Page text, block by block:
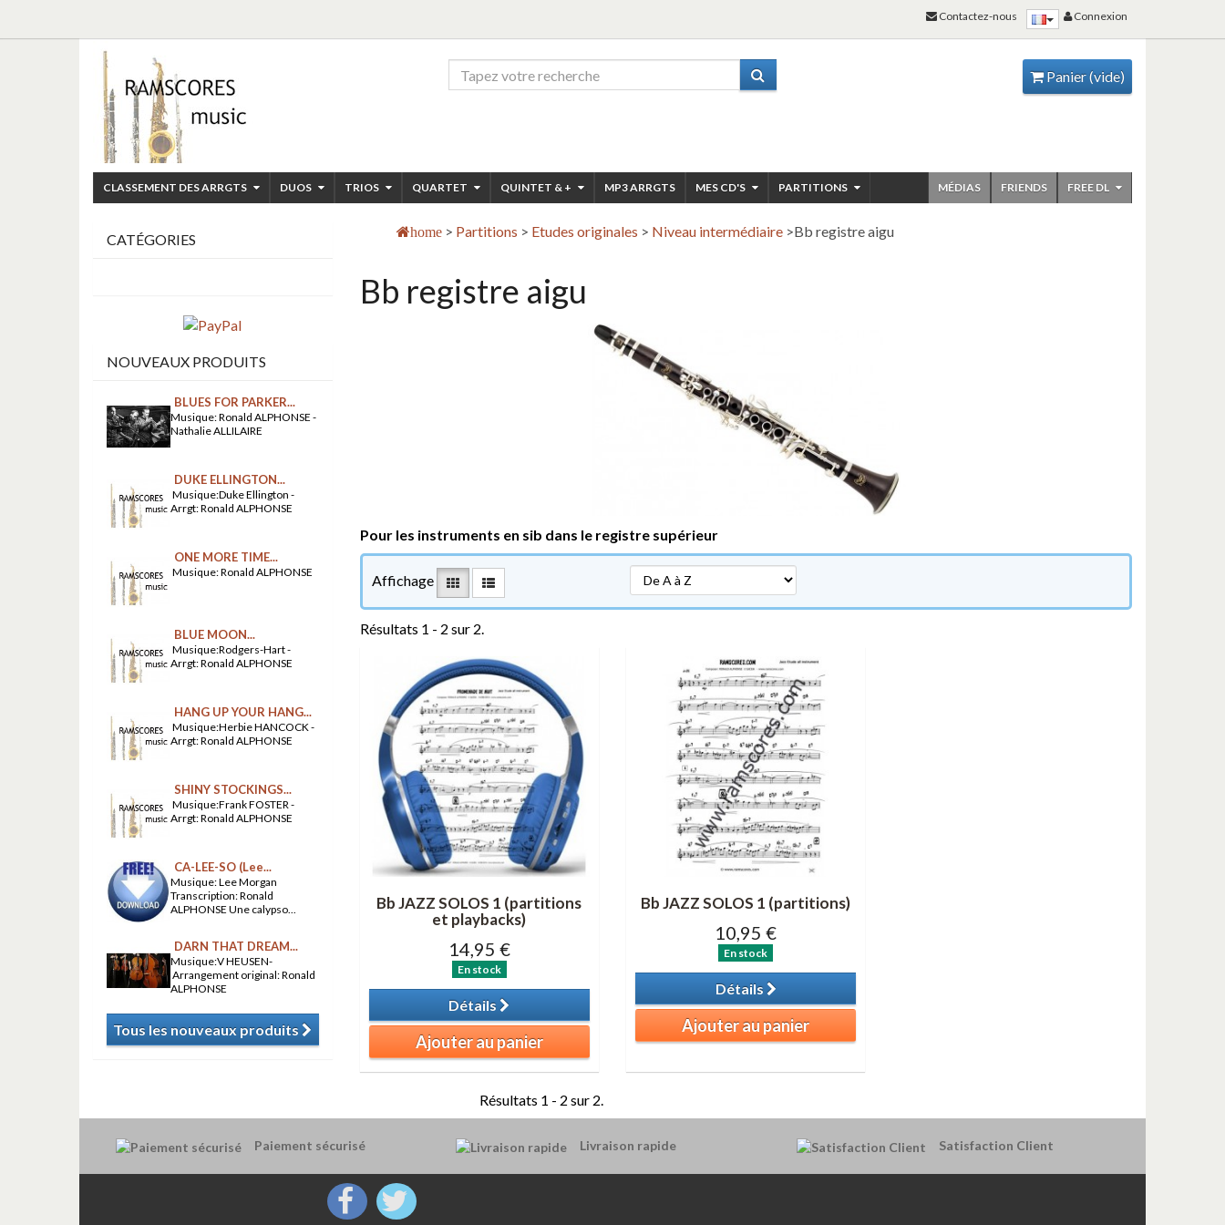
Panier(vide)
CLASSEMENT DES ARRGTS DUOS TRIOS QUARTET QUINTET & + MP3 ARRGTS MES CD'S PARTITIONS FREE DL
FRIENDS
MÉDIAS
home > Partitions > Etudes originales > Niveau intermédiaire >Bb registre aigu
Bb registre aigu
Pour les instruments en sib dans le registre supérieur
Affichage
Résultats 1 - 2 sur 2.
Bb JAZZ SOLOS 1 (partitions
et playbacks)
14,95 €
En stock
Détails
Ajouter au panier
Bb JAZZ SOLOS 1 (partitions)
10,95 €
En stock
Détails
Ajouter au panier
Résultats 1 - 2 sur 2.
CATÉGORIES
NOUVEAUX PRODUITS
BLUES FOR PARKER...
Musique: Ronald ALPHONSE -
Nathalie ALLILAIRE
DUKE ELLINGTON...
Musique:Duke Ellington -
Arrgt: Ronald ALPHONSE
ONE MORE TIME...
Musique: Ronald ALPHONSE
BLUE MOON...
Musique:Rodgers-Hart -
Arrgt: Ronald ALPHONSE
HANG UP YOUR HANG...
Musique:Herbie HANCOCK -
Arrgt: Ronald ALPHONSE
SHINY STOCKINGS...
Musique:Frank FOSTER -
Arrgt: Ronald ALPHONSE
CA-LEE-SO (Lee...
Musique: Lee Morgan
Transcription: Ronald
ALPHONSE Une calypso...
DARN THAT DREAM...
Musique:V HEUSEN-
Arrangement original: Ronald
ALPHONSE
Tous les nouveaux produits
Paiement sécurisé Livraison rapide Satisfaction Client
Connexion
Contactez-nous